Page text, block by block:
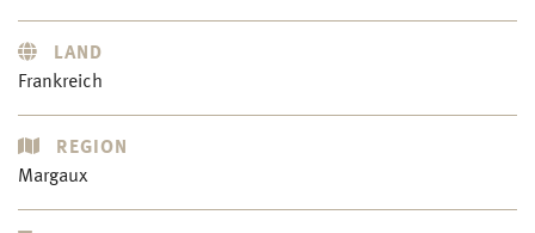
LAND
Frankreich
REGION
Margaux